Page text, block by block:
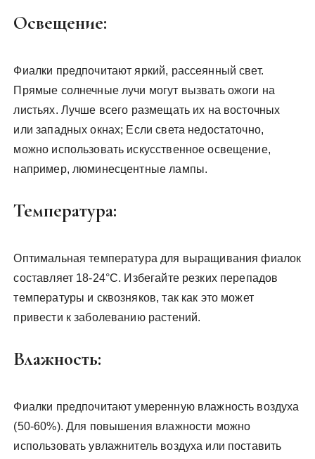
Освещение:
Фиалки предпочитают яркий, рассеянный свет.
Прямые солнечные лучи могут вызвать ожоги на
листьях. Лучше всего размещать их на восточных
или западных окнах; Если света недостаточно,
можно использовать искусственное освещение,
например, люминесцентные лампы.
Температура:
Оптимальная температура для выращивания фиалок
составляет 18-24°C. Избегайте резких перепадов
температуры и сквозняков, так как это может
привести к заболеванию растений.
Влажность:
Фиалки предпочитают умеренную влажность воздуха
(50-60%). Для повышения влажности можно
использовать увлажнитель воздуха или поставить